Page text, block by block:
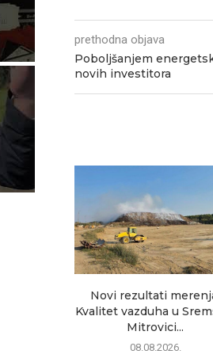
prethodna objava
Poboljšanjem
novih investitora
Novi rezultati
Kvalitet vazduha u
Mitrovici...
08.08.2026.